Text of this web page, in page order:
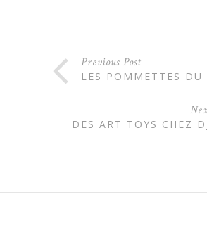
Previous Post
LES POMMETTES DU
DES ART TOYS CHEZ